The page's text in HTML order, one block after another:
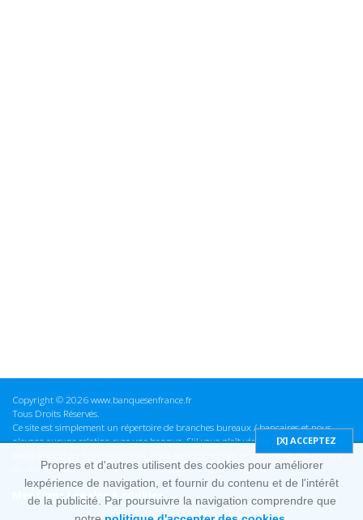
Copyright © 2026 www.banquesenfrance.fr
Tous Droits Réservés.
Ce site est simplement un répertoire de branches bureaux / bancaires et nous
n'avons aucune relation avec une banque. S'il vous plaît vérifier ces informations
avant d'effectuer toute opération, nous ne sommes pas responsables des erreurs
ou des omissions dans les informations que nous fournissons.
Mentions Légales & cookies
Propres et d'autres utilisent des cookies pour améliorer
lexpérience de navigation, et fournir du contenu et de l'intérêt
de la publicité. Par poursuivre la navigation comprendre que